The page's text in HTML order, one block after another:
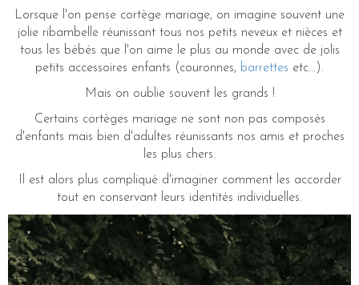
Lorsque l'on pense cortège mariage, on imagine souvent une
jolie ribambelle réunissant tous nos petits neveux et nièces et
tous les bébés que l'on aime le plus au monde avec de jolis
petits accessoires enfants (couronnes, barrettes etc...).
Mais on oublie souvent les grands !
Certains cortèges mariage ne sont non pas composés
d'enfants mais bien d'adultes réunissants nos amis et proches
les plus chers.
Il est alors plus compliqué d'imaginer comment les accorder
tout en conservant leurs identités individuelles.